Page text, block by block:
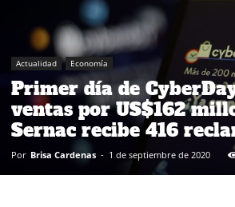
Actualidad Economía
Primer día de
ventas por US$162
Sernac recibe 416
Por Brisa Cardenas - 1 de septiembre de 2020